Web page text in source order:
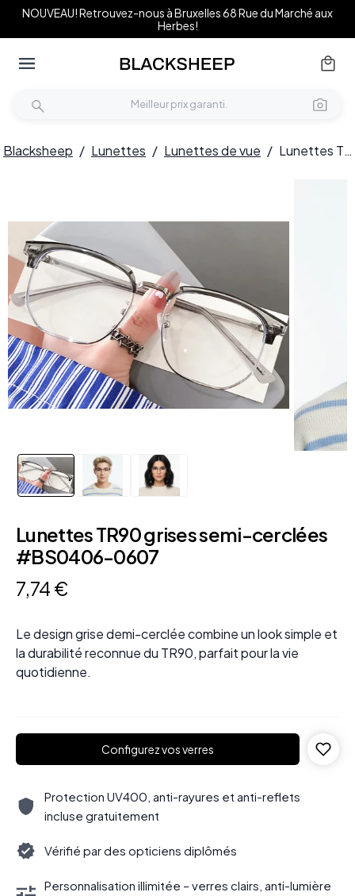
NOUVEAU! Retrouvez-nous à Bruxelles 68 Rue du Marché aux
Herbes!
Blacksheep / Lunettes / Lunettes de vue / Lunettes TR90 grises semi-cerclées #BS0406-0607
Lunettes TR90 grises semi-cerclées
#BS0406-0607
7,74 €
Le design grise demi-cerclée combine un look simple et
la durabilité reconnue du TR90, parfait pour la vie
quotidienne.
Configurez vos verres
Protection UV400, anti-rayures et anti-reflets
incluse gratuitement
Vérifié par des opticiens diplômés
Personnalisation illimitée – verres clairs, anti-lumière